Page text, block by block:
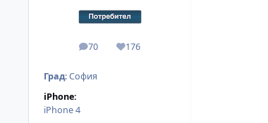
70
мнения 176
Reputation
Град:София
iPhone:
iPhone 4